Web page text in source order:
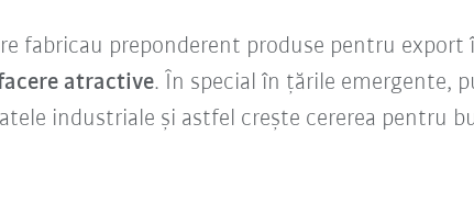
fabricau preponderent produse pentru
atractive. În special în țările emergente,
industriale și astfel crește cererea pentru